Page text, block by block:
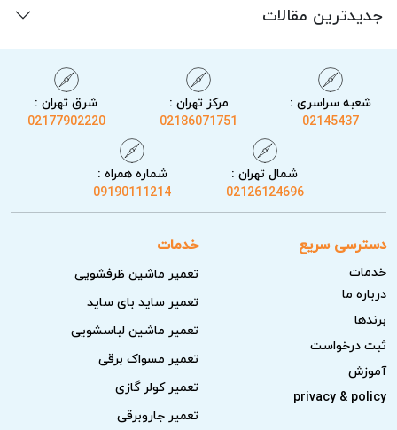
جدیدترین مقالات
شعبه سراسری :
02145437
مرکز تهران :
02186071751
شرق تهران :
02177902220
شمال تهران :
02126124696
شماره همراه :
09190111214
دسترسی سریع
خدمات
درباره ما
برندها
ثبت درخواست
آموزش
privacy & policy
خدمات
تعمیر ماشین ظرفشویی
تعمیر ساید بای ساید
تعمیر ماشین لباسشویی
تعمیر مسواک برقی
تعمیر کولر گازی
تعمیر جاروبرقی